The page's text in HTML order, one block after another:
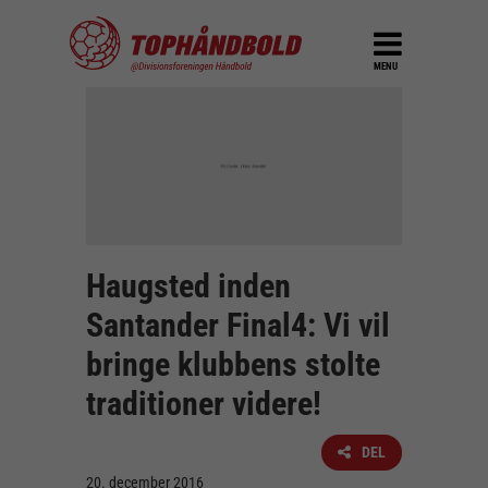
MENU
Haugsted inden
Santander Final4: Vi vil
bringe klubbens stolte
traditioner videre!
DEL
20. december 2016